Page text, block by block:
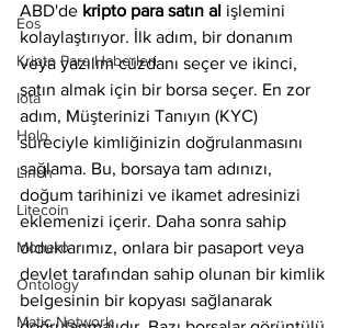
Eos
Kripto Para Haberleri
Iota
Holo
Linch
Litecoin
Monero
Ontology
Matic Network
ABD'de kripto para satın al işlemini
kolaylaştırıyor. İlk adım, bir donanım
veya yazılım cüzdanı seçer ve ikinci,
satın almak için bir borsa seçer. En zor
adım, Müşterinizi Tanıyın (KYC)
süreciyle kimliğinizin doğrulanmasını
sağlama. Bu, borsaya tam adınızı,
doğum tarihinizi ve ikamet adresinizi
eklemenizi içerir. Daha sonra sahip
olduklarımız, onlara bir pasaport veya
devlet tarafından sahip olunan bir kimlik
belgesinin bir kopyası sağlanarak